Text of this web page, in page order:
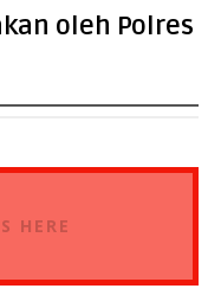
oleh Polres
HERE